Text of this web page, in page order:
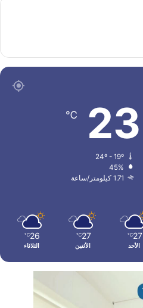
23
℃
45%
1.71 كيلومتر/ساعة
27
℃
الأحد
27
℃
الأثنين
26
℃
الثلاثاء